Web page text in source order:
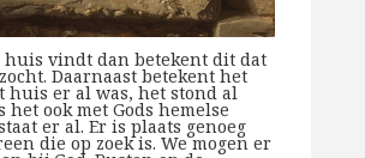
huis vindt dan betekent dit dat
Daarnaast betekent het
huis er al was, het stond al
het ook met Gods hemelse
er al. Er is plaats genoeg
die op zoek is. We mogen er